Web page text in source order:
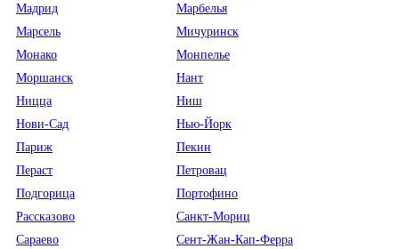
Мадрид
Марбелья
Марсель
Мичуринск
Монако
Монпелье
Моршанск
Нант
Ницца
Ниш
Нови-Сад
Нью-Йорк
Париж
Пекин
Пераст
Петровац
Подгорица
Портофино
Рассказово
Санкт-Мориц
Сараево
Сент-Жан-Кап-Ферра